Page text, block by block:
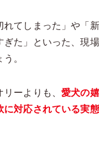
れてしまった」や「
ぎた」といった、現
。
リーよりも、愛犬の
に対応されている実態